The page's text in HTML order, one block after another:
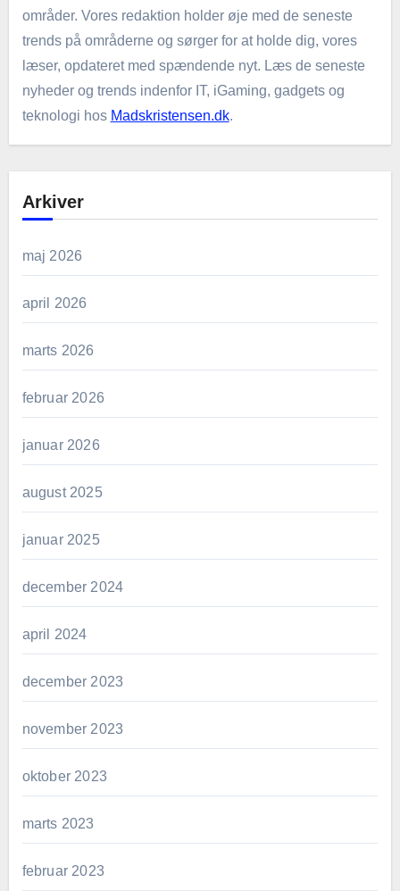
områder. Vores redaktion holder øje med de seneste
trends på områderne og sørger for at holde dig, vores
læser, opdateret med spændende nyt. Læs de seneste
nyheder og trends indenfor IT, iGaming, gadgets og
teknologi hos Madskristensen.dk.
Arkiver
maj 2026
april 2026
marts 2026
februar 2026
januar 2026
august 2025
januar 2025
december 2024
april 2024
december 2023
november 2023
oktober 2023
marts 2023
februar 2023